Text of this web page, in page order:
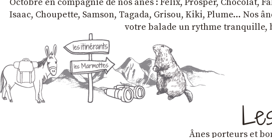
Isaac, Choupette, Samson, Tagada, Grisou, Kiki, Plume… Nos
votre balade un rythme tranquille,
Ânes porteurs et